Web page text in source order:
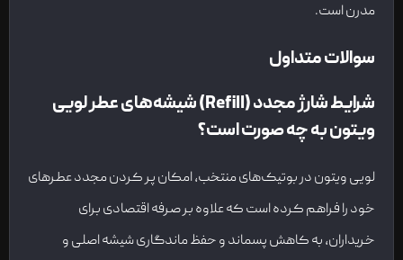
مدرن است.
سوالات متداول
شرایط شارژ مجدد (Refill) شیشه‌های عطر لویی
ویتون به چه صورت است؟
لویی ویتون در بوتیک‌های منتخب، امکان پر کردن مجدد عطرهای
خود را فراهم کرده است که علاوه بر صرفه اقتصادی برای
خریداران، به کاهش پسماند و حفظ ماندگاری شیشه اصلی و